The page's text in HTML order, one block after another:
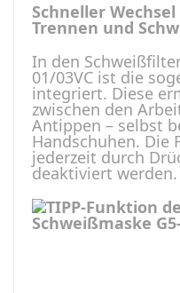
Schneller
Trennen und
In den
01/03VC ist die
integriert. Diese
zwischen den
Antippen – selbst
Handschuhen. Die
jederzeit durch
deaktiviert werden.